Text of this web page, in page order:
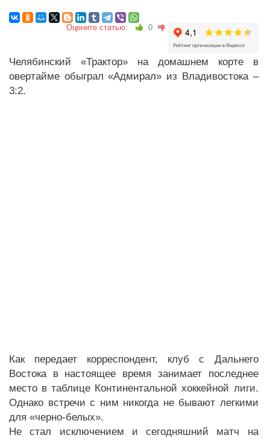
Оцените статью: 0
Челябинский «Трактор» на домашнем корте в
овертайме обыграл «Адмирал» из Владивостока –
3:2.
Как передает корреспондент, клуб с Дальнего
Востока в настоящее время занимает последнее
место в таблице Континентальной хоккейной лиги.
Однако встречи с ним никогда не бывают легкими
для «черно-белых».
Не стал исключением и сегодняшний матч на